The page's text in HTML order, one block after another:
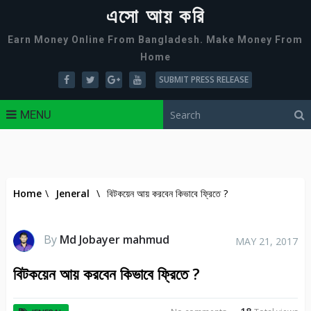
এসো আয় করি
Earn Money Online From Bangladesh. Make Money From
Home
SUBMIT PRESS RELEASE
MENU
Home \ Jeneral \ বিটকয়েন আয় করবেন কিভাবে ফ্রিতে ?
By Md Jobayer mahmud MAY 21, 2017
বিটকয়েন আয় করবেন কিভাবে ফ্রিতে ?